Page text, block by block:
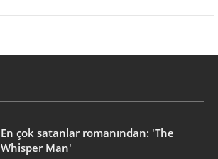
En çok satanlar romanından: 'The
Whisper Man'